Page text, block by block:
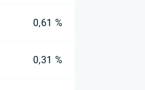
0,61 %
0,31 %